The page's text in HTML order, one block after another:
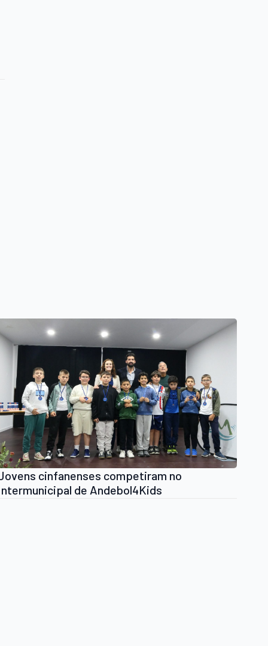
cinfanenses competiram no
de Andebol4Kids